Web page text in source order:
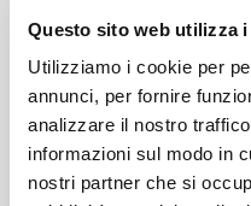
Questo sito web utilizza
Utilizziamo i cookie per
annunci, per fornire
analizzare il nostro
informazioni sul modo in
nostri partner che si
SOLENNITÀ
PIAZZA SAN
Dopo l’Angelus Cari
giorni quarantanove
Mediterraneo sono a